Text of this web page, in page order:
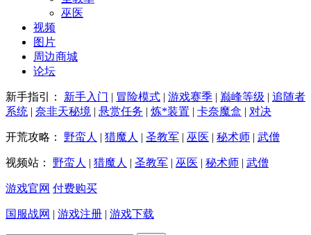
巫医
视频
图片
周边商城
论坛
新手指引： 新手入门 | 冒险模式 | 游戏赛季 | 巅峰等级 | 追随者
系统 | 奈非天秘境 | 悬赏任务 | 炼*装置 | 卡奈魔盒 | 对决
开荒攻略： 野蛮人 | 猎魔人 | 圣教军 | 巫医 | 秘术师 | 武僧
视频站： 野蛮人 | 猎魔人 | 圣教军 | 巫医 | 秘术师 | 武僧
游戏官网 付费购买
国服战网 | 游戏注册 | 游戏下载